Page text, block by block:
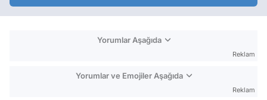
Yorumlar Aşağıda
Reklam
Yorumlar ve Emojiler Aşağıda
Reklam